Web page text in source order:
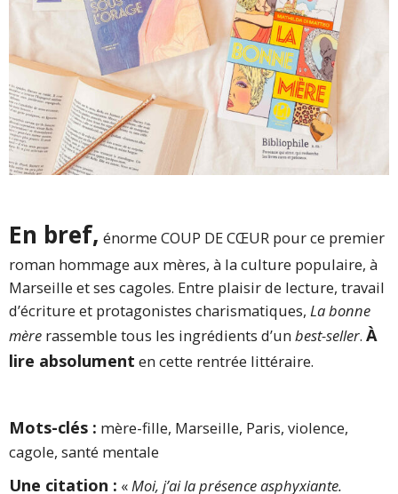
En bref, énorme COUP DE CŒUR pour ce premier
roman hommage aux mères, à la culture populaire, à
Marseille et ses cagoles. Entre plaisir de lecture, travail
d’écriture et protagonistes charismatiques, La bonne
mère rassemble tous les ingrédients d’un best-seller. À
lire absolument en cette rentrée littéraire.
Mots-clés : mère-fille, Marseille, Paris, violence,
cagole, santé mentale
Une citation : «Moi, j’ai la présence asphyxiante.